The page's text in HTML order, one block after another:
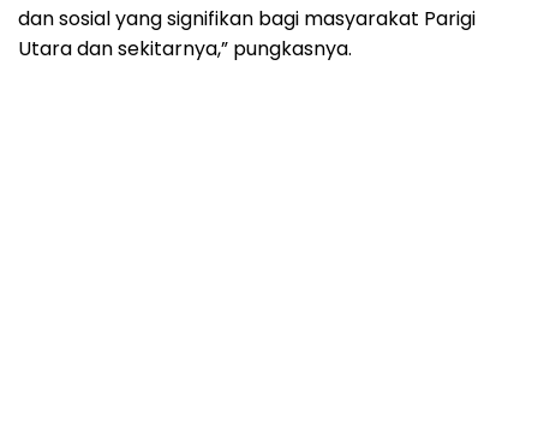
dan sosial yang signifikan bagi masyarakat Parigi
Utara dan sekitarnya,” pungkasnya.